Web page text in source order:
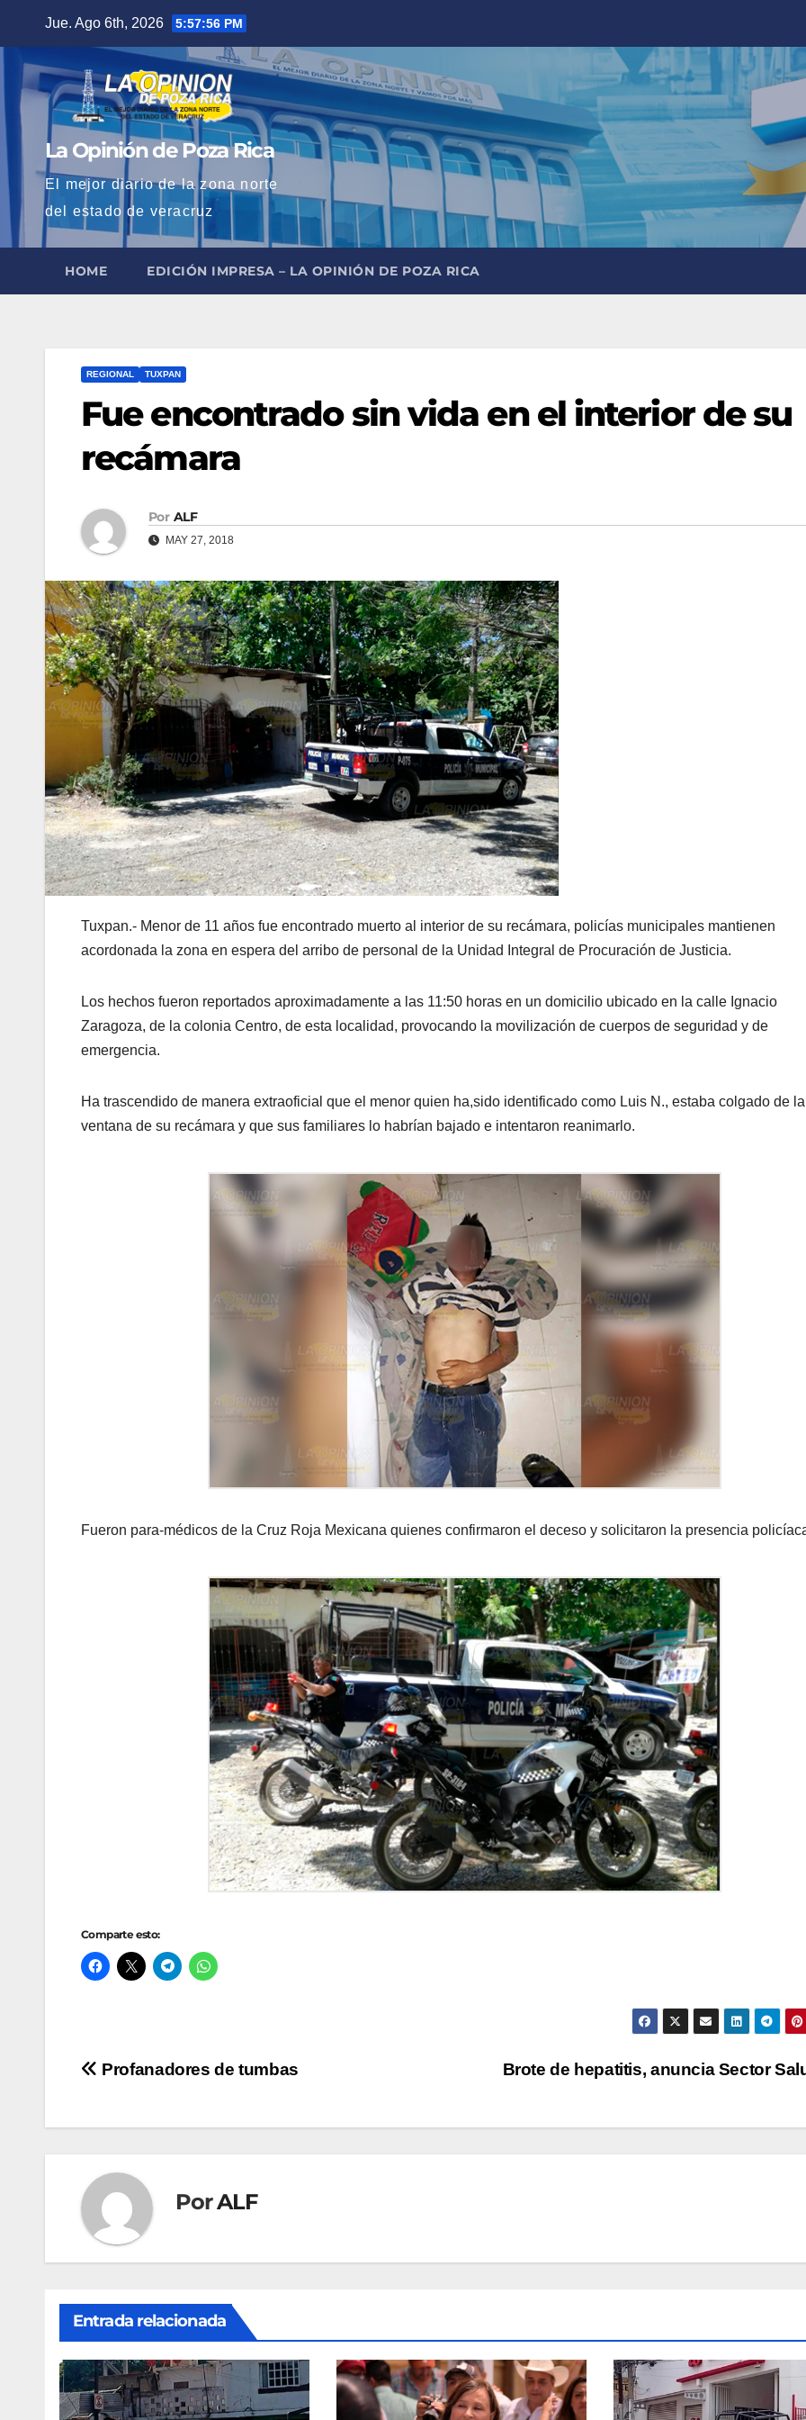
contenido
Jue. Ago 6th, 2026 5:57:57 PM
La Opinión de Poza Rica
El mejor diario de la zona norte
del estado de veracruz
HOME EDICIÓN IMPRESA – LA OPINIÓN DE POZA RICA
REGIONAL TUXPAN
Fue encontrado sin vida en el interior de su
recámara
Por ALF
MAY 27, 2018
Tuxpan.- Menor de 11 años fue encontrado muerto al interior de su recámara, policías municipales mantienen
acordonada la zona en espera del arribo de personal de la Unidad Integral de Procuración de Justicia.
Los hechos fueron reportados aproximadamente a las 11:50 horas en un domicilio ubicado en la calle Ignacio
Zaragoza, de la colonia Centro, de esta localidad, provocando la movilización de cuerpos de seguridad y de
emergencia.
Ha trascendido de manera extraoficial que el menor quien ha,sido identificado como Luis N., estaba colgado de la
ventana de su recámara y que sus familiares lo habrían bajado e intentaron reanimarlo.
Fueron para-médicos de la Cruz Roja Mexicana quienes confirmaron el deceso y solicitaron la presencia
Comparte esto:
Navegación
Brote de hepatitis, anuncia Sector
Profanadores de tumbas
PorALF
Entrada relacionada